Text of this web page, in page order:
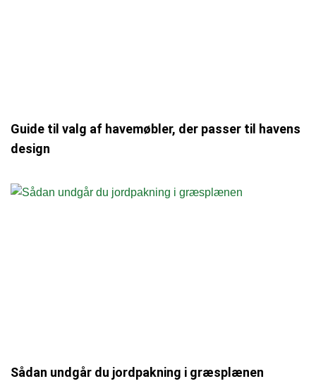
Guide til valg af havemøbler, der passer til havens
design
Sådan undgår du jordpakning i græsplænen